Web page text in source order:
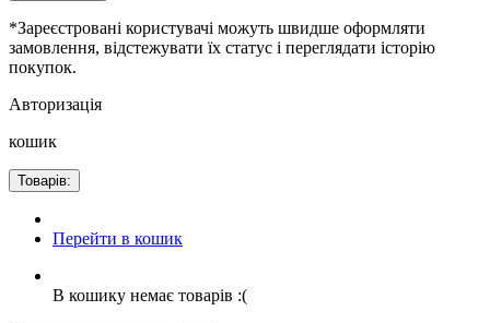
*Зареєстровані користувачі можуть швидше оформляти
замовлення, відстежувати їх статус і переглядати історію
покупок.
Авторизація
кошик
Товарів:
Перейти в кошик
В кошику немає товарів :(